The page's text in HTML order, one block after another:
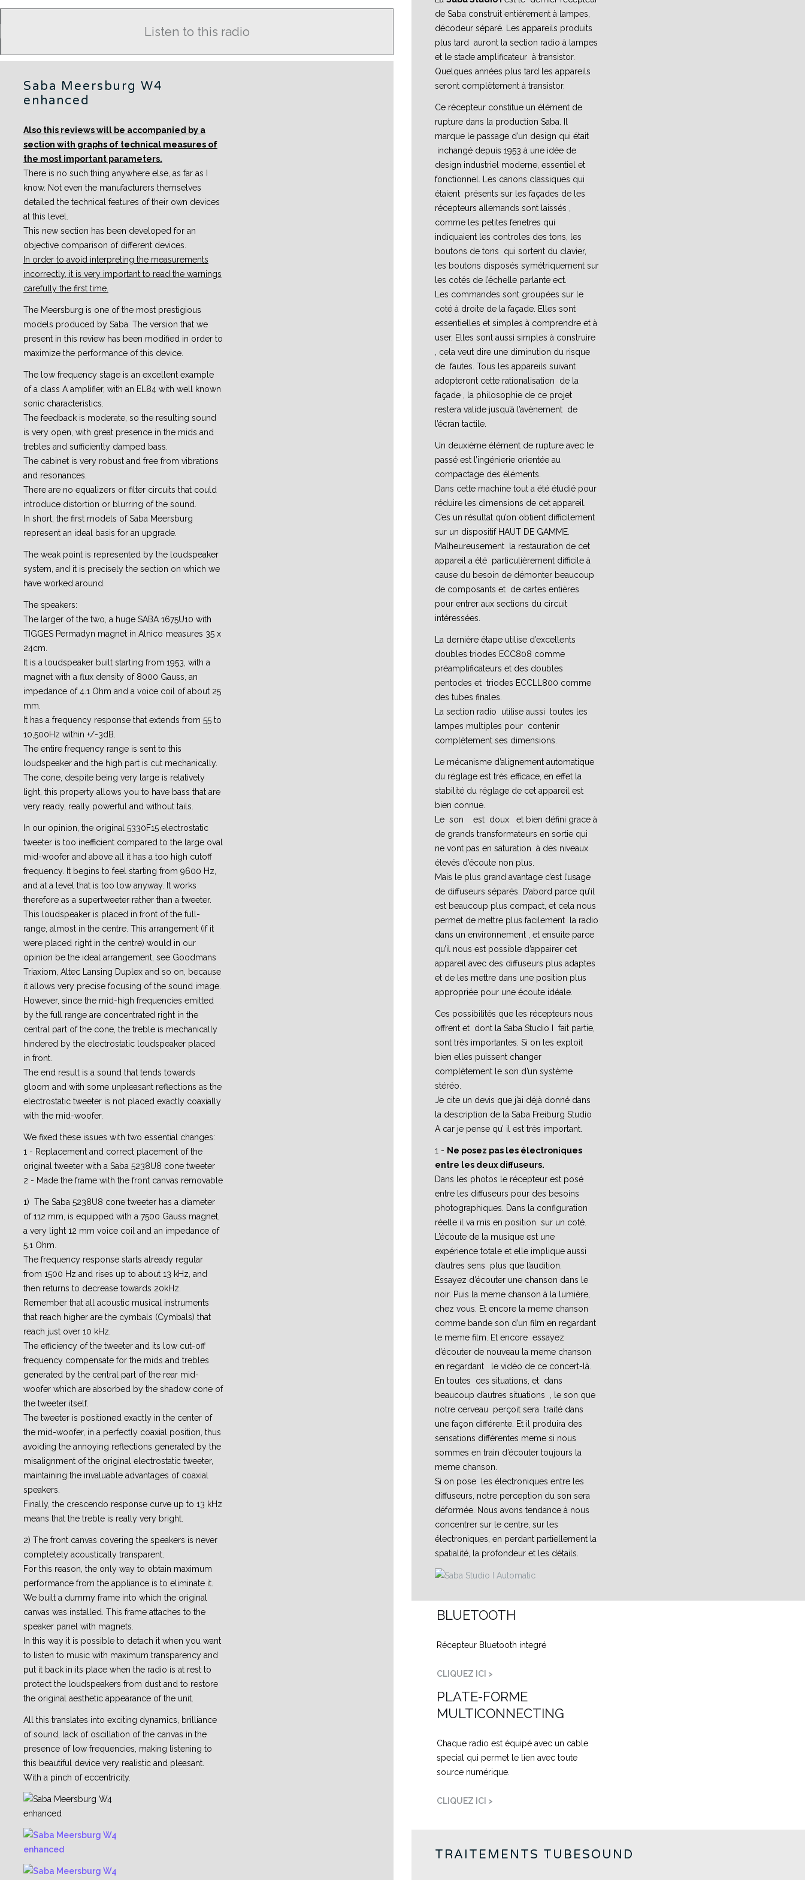
Listen to this radio
Saba Meersburg W4
enhanced
Also this reviews will be accompanied by a
section with graphs of technical measures of
the most important parameters.
There is no such thing anywhere else, as far as I
know. Not even the manufacturers themselves
detailed the technical features of their own devices
at this level.
This new section has been developed for an
objective comparison of different devices.
In order to avoid interpreting the measurements
incorrectly, it is very important to read the warnings
carefully the first time.
The Meersburg is one of the most prestigious
models produced by Saba. The version that we
present in this review has been modified in order to
maximize the performance of this device.
The low frequency stage is an excellent example
of a class A amplifier, with an EL84 with well known
sonic characteristics.
The feedback is moderate, so the resulting sound
is very open, with great presence in the mids and
trebles and sufficiently damped bass.
The cabinet is very robust and free from vibrations
and resonances.
There are no equalizers or filter circuits that could
introduce distortion or blurring of the sound.
In short, the first models of Saba Meersburg
represent an ideal basis for an upgrade.
The weak point is represented by the loudspeaker
system, and it is precisely the section on which we
have worked around.
The speakers:
The larger of the two, a huge SABA 1675U10 with
TIGGES Permadyn magnet in Alnico measures 35 x
24cm.
It is a loudspeaker built starting from 1953, with a
magnet with a flux density of 8000 Gauss, an
impedance of 4.1 Ohm and a voice coil of about 25
mm.
It has a frequency response that extends from 55 to
10,500Hz within +/-3dB.
The entire frequency range is sent to this
loudspeaker and the high part is cut mechanically.
The cone, despite being very large is relatively
light, this property allows you to have bass that are
very ready, really powerful and without tails.
In our opinion, the original 5330F15 electrostatic
tweeter is too inefficient compared to the large oval
mid-woofer and above all it has a too high cutoff
frequency. It begins to feel starting from 9600 Hz,
and at a level that is too low anyway. It works
therefore as a supertweeter rather than a tweeter.
This loudspeaker is placed in front of the full-
range, almost in the centre. This arrangement (if it
were placed right in the centre) would in our
opinion be the ideal arrangement, see Goodmans
Triaxiom, Altec Lansing Duplex and so on, because
it allows very precise focusing of the sound image.
However, since the mid-high frequencies emitted
by the full range are concentrated right in the
central part of the cone, the treble is mechanically
hindered by the electrostatic loudspeaker placed
in front.
The end result is a sound that tends towards
gloom and with some unpleasant reflections as the
electrostatic tweeter is not placed exactly coaxially
with the mid-woofer.
We fixed these issues with two essential changes:
1 - Replacement and correct placement of the
original tweeter with a Saba 5238U8 cone tweeter
2 - Made the frame with the front canvas removable
1) The Saba 5238U8 cone tweeter has a diameter
of 112 mm, is equipped with a 7500 Gauss magnet,
a very light 12 mm voice coil and an impedance of
5.1 Ohm.
The frequency response starts already regular
from 1500 Hz and rises up to about 13 kHz, and
then returns to decrease towards 20kHz.
Remember that all acoustic musical instruments
that reach higher are the cymbals (Cymbals) that
reach just over 10 kHz.
The efficiency of the tweeter and its low cut-off
frequency compensate for the mids and trebles
generated by the central part of the rear mid-
woofer which are absorbed by the shadow cone of
the tweeter itself.
The tweeter is positioned exactly in the center of
the mid-woofer, in a perfectly coaxial position, thus
avoiding the annoying reflections generated by the
misalignment of the original electrostatic tweeter,
maintaining the invaluable advantages of coaxial
speakers.
Finally, the crescendo response curve up to 13 kHz
means that the treble is really very bright.
2) The front canvas covering the speakers is never
completely acoustically transparent.
For this reason, the only way to obtain maximum
performance from the appliance is to eliminate it.
We built a dummy frame into which the original
canvas was installed. This frame attaches to the
speaker panel with magnets.
In this way it is possible to detach it when you want
to listen to music with maximum transparency and
put it back in its place when the radio is at rest to
protect the loudspeakers from dust and to restore
the original aesthetic appearance of the unit.
All this translates into exciting dynamics, brilliance
of sound, lack of oscillation of the canvas in the
presence of low frequencies, making listening to
this beautiful device very realistic and pleasant.
With a pinch of eccentricity.
de Saba construit entièrement à lampes,
décodeur séparé. Les appareils produits
plus tard auront la section radio à lampes
et le stade amplificateur à transistor.
Quelques années plus tard les appareils
seront complètement à transistor.
Ce récepteur constitue un élément de
rupture dans la production Saba. Il
marque le passage d’un design qui était
inchangé depuis 1953 à une idée de
design industriel moderne, essentiel et
fonctionnel. Les canons classiques qui
étaient présents sur les façades de les
récepteurs allemands sont laissés ,
comme les petites fenetres qui
indiquaient les controles des tons, les
boutons de tons qui sortent du clavier,
les boutons disposés symétriquement sur
les cotés de l’échelle parlante ect.
Les commandes sont groupées sur le
coté à droite de la façade. Elles sont
essentielles et simples à comprendre et à
user. Elles sont aussi simples à construire
, cela veut dire une diminution du risque
de fautes. Tous les appareils suivant
adopteront cette rationalisation de la
façade , la philosophie de ce projet
restera valide jusqu’à l’avènement de
l’écran tactile.
Un deuxième élément de rupture avec le
passé est l’ingénierie orientée au
compactage des éléments.
Dans cette machine tout a été étudié pour
réduire les dimensions de cet appareil.
C’es un résultat qu’on obtient difficilement
sur un dispositif HAUT DE GAMME.
Malheureusement la restauration de cet
appareil a été particulièrement difficile à
cause du besoin de démonter beaucoup
de composants et de cartes entières
pour entrer aux sections du circuit
intéressées.
La dernière étape utilise d’excellents
doubles triodes ECC808 comme
préamplificateurs et des doubles
pentodes et triodes ECCLL800 comme
des tubes finales.
La section radio utilise aussi toutes les
lampes multiples pour contenir
complètement ses dimensions.
Le mécanisme d’alignement automatique
du réglage est très efficace, en effet la
stabilité du réglage de cet appareil est
bien connue.
Le son est doux et bien défini grace à
de grands transformateurs en sortie qui
ne vont pas en saturation à des niveaux
élevés d’écoute non plus.
Mais le plus grand avantage c’est l’usage
de diffuseurs séparés. D’abord parce qu’il
est beaucoup plus compact, et cela nous
permet de mettre plus facilement la radio
dans un environnement , et ensuite parce
qu’il nous est possible d’appairer cet
appareil avec des diffuseurs plus adaptes
et de les mettre dans une position plus
appropriée pour une écoute idéale.
Ces possibilités que les récepteurs nous
offrent et dont la Saba Studio I fait partie,
sont très importantes. Si on les exploit
bien elles puissent changer
complètement le son d’un système
stéréo.
Je cite un devis que j’ai déjà donné dans
la description de la Saba Freiburg Studio
A car je pense qu’ il est très important.
1 - Ne posez pas les électroniques
entre les deux diffuseurs.
Dans les photos le récepteur est posé
entre les diffuseurs pour des besoins
photographiques. Dans la configuration
réelle il va mis en position sur un coté.
L’écoute de la musique est une
expérience totale et elle implique aussi
d’autres sens plus que l’audition.
Essayez d’écouter une chanson dans le
noir. Puis la meme chanson à la lumière,
chez vous. Et encore la meme chanson
comme bande son d’un film en regardant
le meme film. Et encore essayez
d’écouter de nouveau la meme chanson
en regardant le vidéo de ce concert-là.
En toutes ces situations, et dans
beaucoup d’autres situations , le son que
notre cerveau perçoit sera traité dans
une façon différente. Et il produira des
sensations différentes meme si nous
sommes en train d’écouter toujours la
meme chanson.
Si on pose les électroniques entre les
diffuseurs, notre perception du son sera
déformée. Nous avons tendance à nous
concentrer sur le centre, sur les
électroniques, en perdant partiellement la
spatialité, la profondeur et les détails.
BLUETOOTH
Récepteur Bluetooth integré
CLIQUEZ ICI >
PLATE-FORME
MULTICONNECTING
Chaque radio est équipé avec un cable
special qui permet le lien avec toute
source numérique.
CLIQUEZ ICI >
TRAITEMENTS TUBESOUND